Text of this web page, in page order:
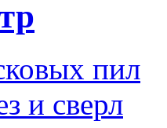
пил
и сверл